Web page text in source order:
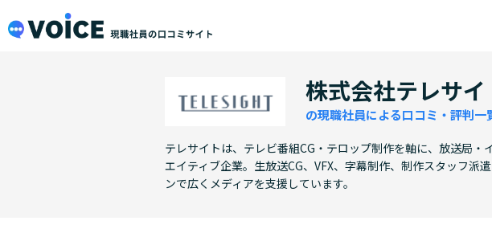
メインコンテンツにスキップ
株式会社テレサイ
の現職社員による口コミ・評判一
テレサイトは、テレビ番組CG・テロップ制作を軸に、放送局・
エイティブ企業。生放送CG、VFX、字幕制作、制作スタッフ派
ンで広くメディアを支援しています。